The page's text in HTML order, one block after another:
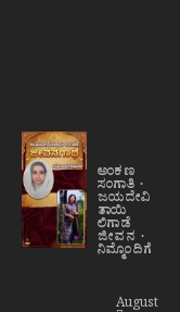
ಅಂಕಣ
ಸಂಗಾತಿ
ಜಯದೇವಿ
ತಾಯಿ
ಲಿಗಾಡೆ
ಜೀವನ
ನಿಮ್ಮೊಂದಿಗೆ
August